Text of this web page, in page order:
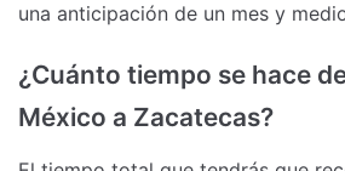
una anticipación de un mes y
¿Cuánto tiempo se hace
México a Zacatecas?